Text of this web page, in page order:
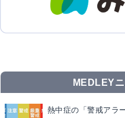
MEDLEY
熱中症の「警戒アラ